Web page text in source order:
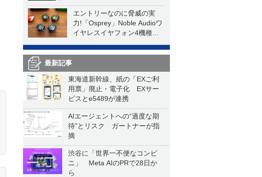
エントリーなのに脅威の実
力!「Osprey」Noble Audioワ
イヤレスイヤフォン4機種を
最新記事
東海道新幹線、紙の「EXご利
用票」廃止・電子化 EXサー
ビスとe5489が連携
AIエージェントへの“過度な期
待”とリスク ガートナーが指
摘
渋谷に「世界一不便なコンビ
ニ」 Meta AIのPRで28日か
ら